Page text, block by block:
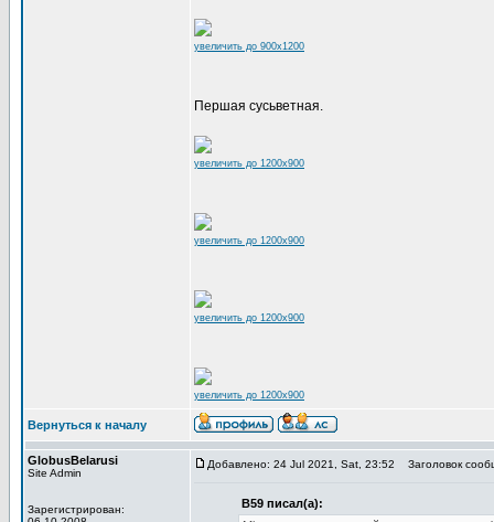
увеличить до 900x1200
Першая сусьветная.
увеличить до 1200x900
увеличить до 1200x900
увеличить до 1200x900
увеличить до 1200x900
Вернуться к началу
GlobusBelarusi
Site Admin
Зарегистрирован:
Добавлено: 24 Jul 2021, Sat, 23:52 Заголовок
В59 писал(а):